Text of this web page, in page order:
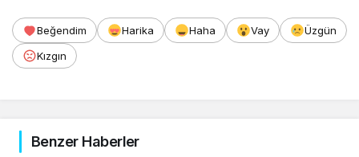
Beğendim Harika Haha Vay
Üzgün
Kızgın
Benzer Haberler